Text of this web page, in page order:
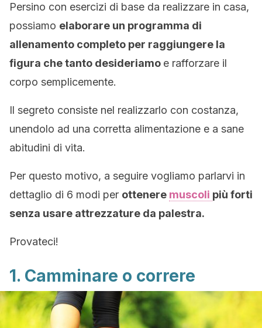
Persino con esercizi di base da realizzare in casa,
possiamo elaborare un programma di
allenamento completo per raggiungere la
figura che tanto desideriamo e rafforzare il
corpo semplicemente.
Il segreto consiste nel realizzarlo con costanza,
unendolo ad una corretta alimentazione e a sane
abitudini di vita.
Per questo motivo, a seguire vogliamo parlarvi in
dettaglio di 6 modi per ottenere muscoli più forti
senza usare attrezzature da palestra.
Provateci!
1. Camminare o correre